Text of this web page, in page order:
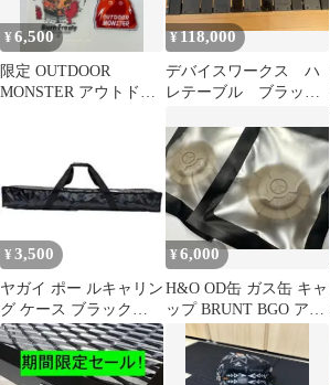
¥6,500
限定 OUTDOOR
MONSTER アウトドア
¥118,000
デバイスワークス ハ
レテーブル ブラック
¥ 3,500
ヤガイ ポー ルキャリン
グ ケース ブラック
JAG-1963 キャリーバッ
グ
¥6,000
H&O OD缶 ガス缶 キャ
ップ BRUNT BGO アシ
モクラフツ サンゾー